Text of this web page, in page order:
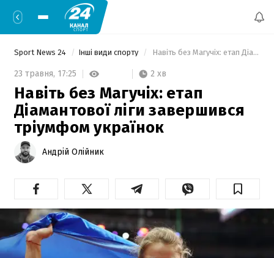
Sport News 24 Інші види спорту Навіть без Магучіх: етап Діамантової ліги завершився тріумфом українок
23 травня, 17:25 2 хв
Навіть без Магучіх: етап
Діамантової ліги завершився
тріумфом українок
Андрій Олійник